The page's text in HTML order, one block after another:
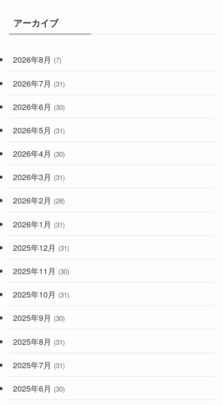
(33)
(248)
アーカイブ
2026年8月 (7)
2026年7月 (31)
2026年6月 (30)
2026年5月 (31)
2026年4月 (30)
2026年3月 (31)
2026年2月 (28)
2026年1月 (31)
2025年12月 (31)
2025年11月 (30)
2025年10月 (31)
2025年9月 (30)
2025年8月 (31)
2025年7月 (31)
2025年6月 (30)